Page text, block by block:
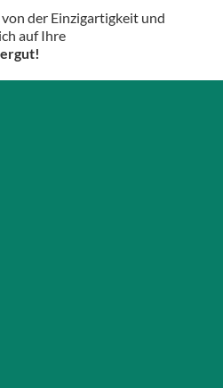
der Einzigartigkeit und
auf Ihre